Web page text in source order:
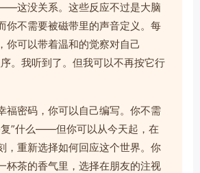
这没关系。这些反应不过是大脑
你不需要被磁带里的声音定义。每
你可以带着温和的觉察对自己
。我听到了。但我可以不再按它行
福密码，你可以自己编写。你不需
复”什么——但你可以从今天起，在
，重新选择如何回应这个世界。你
杯茶的香气里，选择在朋友的注视